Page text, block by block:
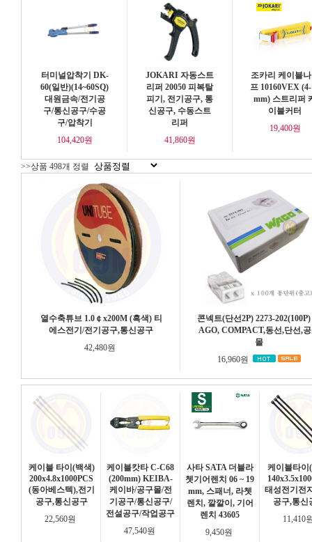
터미널압착기 DK-
60(일반)(14~60SQ)
대원금속/전기공
구/통신공구/수공
구/압착기
104,420원
JOKARI 자동스트
리퍼 20050 피복탈
피기, 전기공구, 통
신공구, 수동스트
리퍼
41,860원
조카리 케이블
프 10160VEX
mm) 스트리퍼
이블커터
19,400원
>>상품 498개 정렬
열수축튜브 1.0￠x200M (흑색) 티
에스전기/전기공구,통신공구
42,480원
콘넥트(단선2P) 2273-
AGO, COMPACT,동선,단선,
몰
16,960원
케이블 타이(백색)
200x4.8x1000PCS
(동아베스텍),전기
공구,통신공구
22,560원
케이블캇타 C-C68
(200mm) KEIBA-
케이바/공구몰/전
기공구/통신공구/
전설공구/작업공구
47,540원
사타 SATA 더블라
쳇기어렌치 06 ~ 19
mm, 스패너, 라쳇
렌치, 깔깔이, 기어
렌치 43605
9,450원
케이블타이
태성전기전
공구,통신
11,410